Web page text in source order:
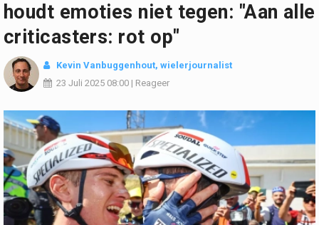
houdt emoties niet tegen: "Aan alle
criticasters: rot op"
Kevin Vanbuggenhout, wielerjournalist
23 Juli 2025 08:00 | Reageer